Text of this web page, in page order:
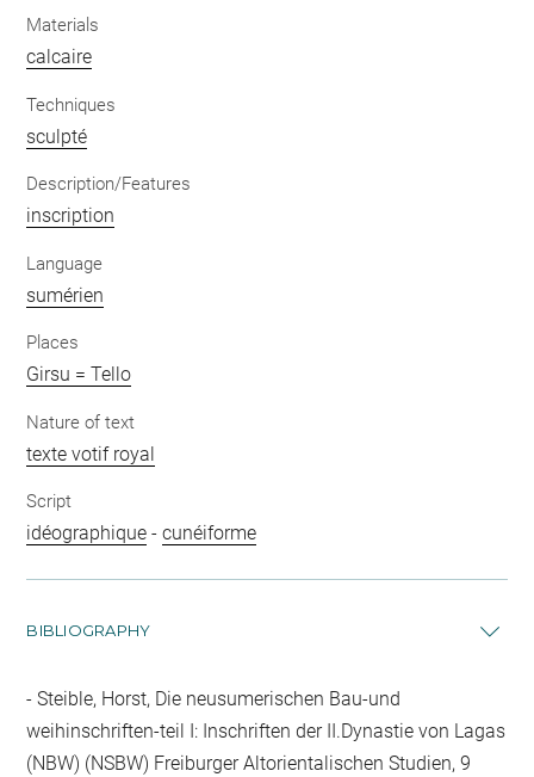
Materials
calcaire
Techniques
sculpté
Description/Features
inscription
Language
sumérien
Places
Girsu = Tello
Nature of text
texte votif royal
Script
idéographique -cunéiforme
BIBLIOGRAPHY
Steible, Horst, Die neusumerischen Bau-und
weihinschriften-teil I: Inschriften der II.Dynastie von Lagas
(NBW) (NSBW) Freiburger Altorientalischen Studien, 9